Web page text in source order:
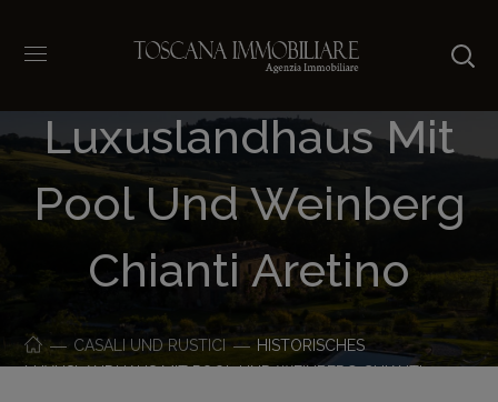
Historisches
Luxuslandhaus Mit
Pool Und Weinberg
Chianti Aretino
CASALI UND RUSTICI
HISTORISCHES
LUXUSLANDHAUS MIT POOL UND WEINBERG CHIANTI